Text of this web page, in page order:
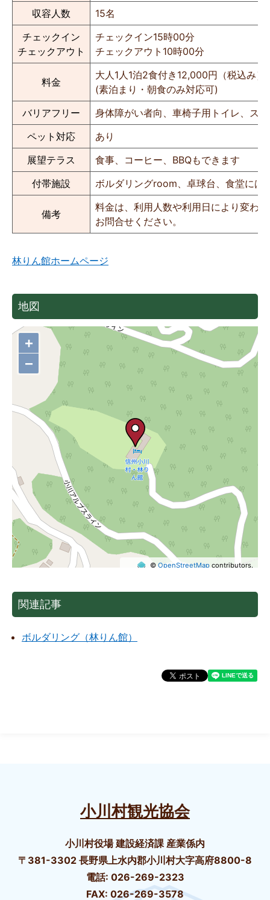
収容人数
15名
チェックイン
チェックアウト
チェックイン15時00分
チェックアウト10時00分
料金
大人1人1泊2食付き12,000円（税込み）
(素泊まり・朝食のみ対応可)
バリアフリー
身体障がい者向、車椅子用トイレ、ス
ペット対応
あり
展望テラス
食事、コーヒー、BBQもできます
付帯施設
ボルダリングroom、卓球台、食堂には
備考
料金は、利用人数や利用日により変わ
お問合せください。
林りん館ホームページ
地図
+
−
©OpenStreetMap contributors.
関連記事
ボルダリング（林りん館）
小川村観光協会
小川村役場 建設経済課 産業係内
〒381-3302 長野県上水内郡小川村大字高府8800-8
電話: 026-269-2323
FAX: 026-269-3578